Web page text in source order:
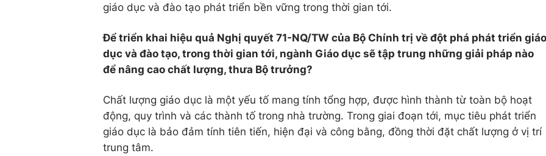
giáo dục và đào tạo phát triển bền vững trong thời gian tới.
Để triển khai hiệu quả Nghị quyết 71-NQ/TW của Bộ Chính trị về đột phá phát triển giáo
dục và đào tạo, trong thời gian tới, ngành Giáo dục sẽ tập trung những giải pháp nào
để nâng cao chất lượng, thưa Bộ trưởng?
Chất lượng giáo dục là một yếu tố mang tính tổng hợp, được hình thành từ toàn bộ hoạt
động, quy trình và các thành tố trong nhà trường. Trong giai đoạn tới, mục tiêu phát triển
giáo dục là bảo đảm tính tiên tiến, hiện đại và công bằng, đồng thời đặt chất lượng ở vị trí
trung tâm.